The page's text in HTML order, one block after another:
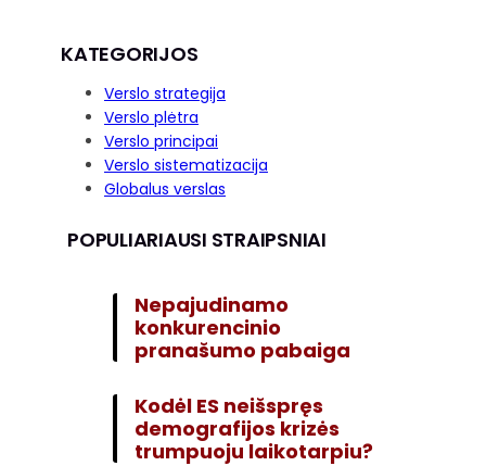
KATEGORIJOS
Verslo strategija
Verslo plėtra
Verslo principai
Verslo sistematizacija
Globalus verslas
POPULIARIAUSI STRAIPSNIAI
Nepajudinamo
konkurencinio
pranašumo pabaiga
Kodėl ES neišspręs
demografijos krizės
trumpuoju laikotarpiu?